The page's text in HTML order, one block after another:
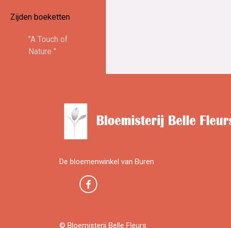
Zijden boeketten
"A Touch of
Nature "
De bloemenwinkel van Buren
© Bloemisterij Belle Fleurs